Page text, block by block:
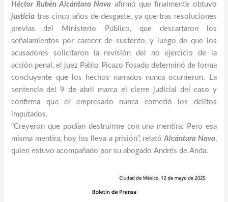
Héctor Rubén Alcántara Nava afirmó que finalmente obtuvo
justicia tras cinco años de desgaste, ya que tras resoluciones
previas del Ministerio Público, que descartaron los
señalamientos por carecer de sustento, y luego de que los
acusadores solicitaron la revisión del no ejercicio de la
acción penal, el juez Pablo Picazo Fosado determinó de forma
concluyente que los hechos narrados nunca ocurrieron. La
sentencia del 9 de abril marca el cierre judicial del caso y
confirma que el empresario nunca cometió los delitos
imputados.
“Creyeron que podían destruirme con una mentira. Pero esa
misma mentira, hoy los lleva a prisión”, relatóAlcántara Nava,
quien estuvo acompañado por su abogado Andrés de Anda.